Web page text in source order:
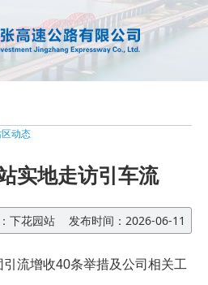
动态
实地走访引车流
下花园站 发布时间：2026-06-11
流增收40条举措及公司相关工